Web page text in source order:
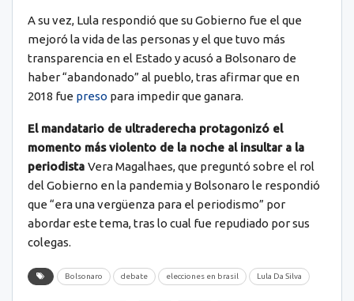
A su vez, Lula respondió que su Gobierno fue el que
mejoró la vida de las personas y el que tuvo más
transparencia en el Estado y acusó a Bolsonaro de
haber “abandonado” al pueblo, tras afirmar que en
2018 fue preso para impedir que ganara.
El mandatario de ultraderecha protagonizó el
momento más violento de la noche al insultar a la
periodista Vera Magalhaes, que preguntó sobre el rol
del Gobierno en la pandemia y Bolsonaro le respondió
que “era una vergüenza para el periodismo” por
abordar este tema, tras lo cual fue repudiado por sus
colegas.
Bolsonaro debate elecciones en brasil Lula Da Silva